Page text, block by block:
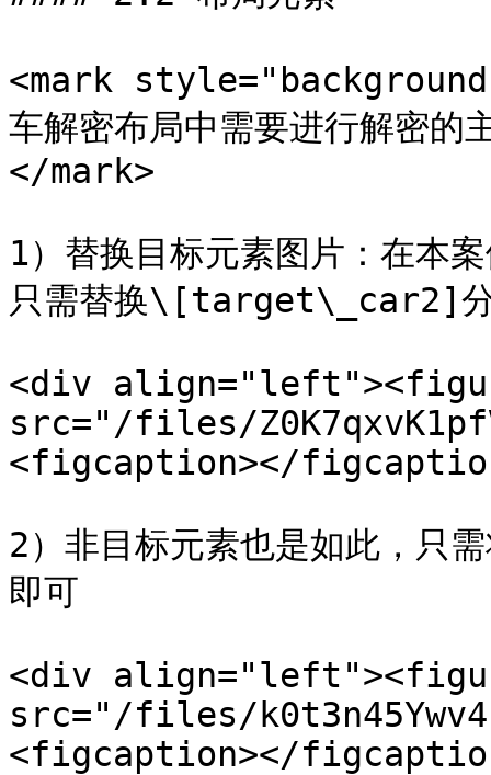
<mark
车解密布局中需要进行解密的
</mark>
1）替换目标元素图片：在本
只需替换\[target\_car2]分
<div
src="/files/
<figcaption></
2）非目标元素也是如此，只
即可
<div
src="/files/
<figcaption></